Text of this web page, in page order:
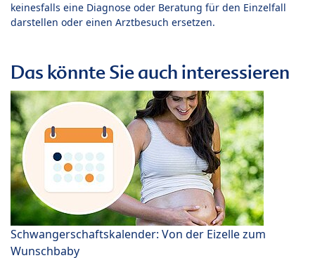
keinesfalls eine Diagnose oder Beratung für den Einzelfall
darstellen oder einen Arztbesuch ersetzen.
Das könnte Sie auch interessieren
Schwangerschaftskalender: Von der Eizelle zum
Wunschbaby